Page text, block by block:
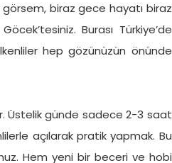
görsem, biraz gece hayatı biraz
Burası Türkiye’de
hep gözünüzün önünde
Üstelik günde sadece 2-3 saat
açılarak pratik yapmak. Bu
Hem yeni bir beceri ve hobi